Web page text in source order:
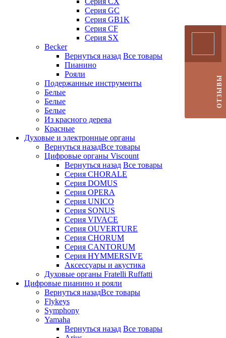
Серия GC
Серия GB1K
Серия CF
Серия SX
Becker
Вернуться назад Все товары
Пианино
Рояли
Подержанные инструменты
Белые
Белые
Белые
Из красного дерева
Красные
Духовые и электронные органы
Вернуться назадВсе товары
Цифровые органы Viscount
Вернуться назад Все товары
Серия CHORALE
Серия DOMUS
Серия OPERA
Серия UNICO
Серия SONUS
Серия VIVACE
Серия OUVERTURE
Серия CHORUM
Серия CANTORUM
Серия HYMMERSIVE
Аксессуары и акустика
Духовые органы Fratelli Ruffatti
Цифровые пианино и рояли
Вернуться назадВсе товары
Flykeys
Symphony
Yamaha
Вернуться назад Все товары
ОТЗЫВЫ